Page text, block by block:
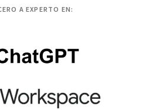
A EXPERTO EN: